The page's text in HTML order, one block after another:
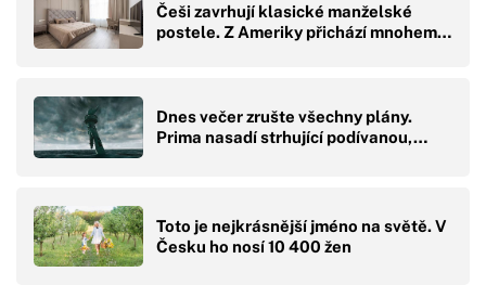
Češi zavrhují klasické manželské
postele. Z Ameriky přichází mnohem…
Dnes večer zrušte všechny plány.
Prima nasadí strhující podívanou,…
Toto je nejkrásnější jméno na světě. V
Česku ho nosí 10 400 žen